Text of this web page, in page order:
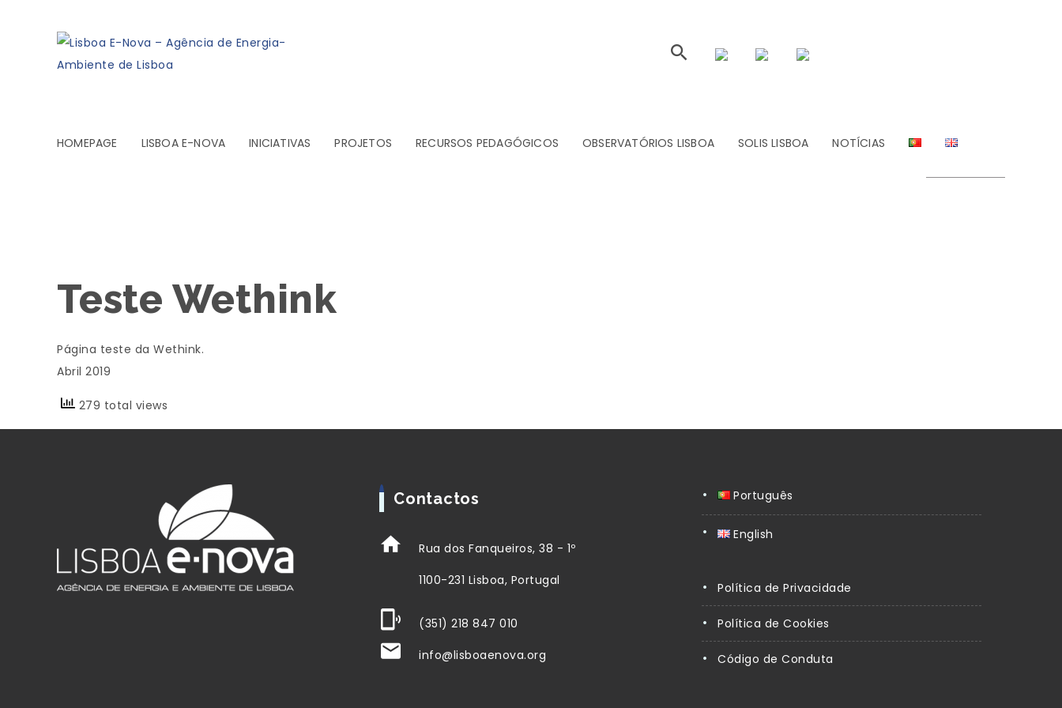
HOMEPAGE LISBOA E-NOVA INICIATIVAS PROJETOS RECURSOS PEDAGÓGICOS OBSERVATÓRIOS LISBOA SOLIS LISBOA NOTÍCIAS
Teste Wethink
Página teste da Wethink.
Abril 2019
279 total views
Contactos
Rua dos Fanqueiros, 38 - 1º
1100-231 Lisboa, Portugal
(351) 218 847 010
info@lisboaenova.org
Português
English
Política de Privacidade
Política de Cookies
Código de Conduta